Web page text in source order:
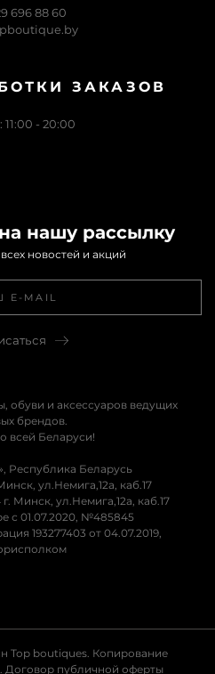
696 88 60
ЗАКАЗОВ
- 20:00
нашу рассылку
новостей и акций
обуви и аксессуаров ведущих
брендов.
всей Беларуси!
Беларусь
ул.Немига,12а, каб.17
Минск, ул.Немига,12а, каб.17
с 01.07.2020, №485845
193277403 от 04.07.2019,
Top boutiques. Копирование
Договор публичной оферты